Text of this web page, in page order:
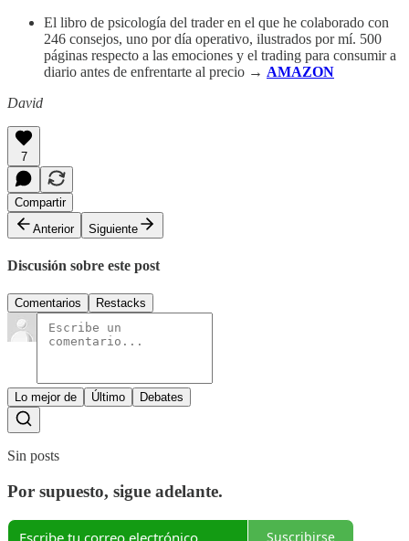
El libro de psicología del trader en el que he colaborado con
246 consejos, uno por día operativo, ilustrados por mí. 500
páginas respecto a las emociones y el trading para consumir a
diario antes de enfrentarte al precio → AMAZON
David
7
Compartir
Anterior
Siguiente
Discusión sobre este post
Comentarios Restacks
Lo mejor de Último Debates
Sin posts
Por supuesto, sigue adelante.
Suscribirse